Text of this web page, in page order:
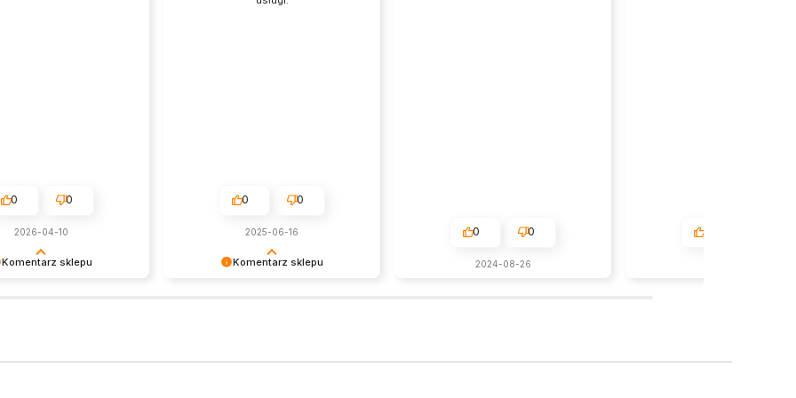
Komentarz sklepu
0 0
2026-04-10
Komentarz sklepu
0 0
2025-06-16 0 0
2024-08-26